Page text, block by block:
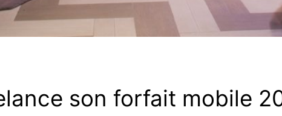
son forfait mobile